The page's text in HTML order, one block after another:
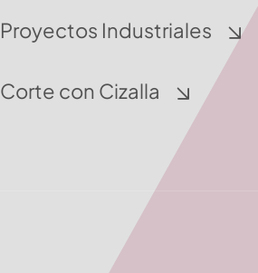
Proyectos Industriales
Corte con Cizalla